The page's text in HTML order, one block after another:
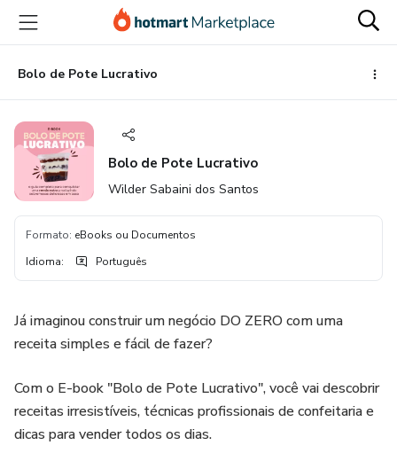
para
conteúdo
principal
para
pagamento
para
rodapé
Bolo de Pote Lucrativo
Bolo de Pote Lucrativo
Wilder Sabaini dos Santos
Formato: eBooks ou Documentos
Idioma: Português
Já imaginou construir um negócio DO ZERO com uma
receita simples e fácil de fazer?
Com o E-book "Bolo de Pote Lucrativo", você vai descobrir
receitas irresistíveis, técnicas profissionais de confeitaria e
dicas para vender todos os dias.